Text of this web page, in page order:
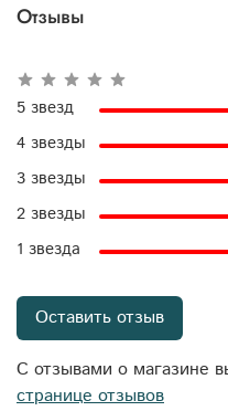
Отзывы
5 звезд
4 звезды
3 звезды
2 звезды
1 звезда
Оставить отзыв
С отзывами о магазине
странице отзывов